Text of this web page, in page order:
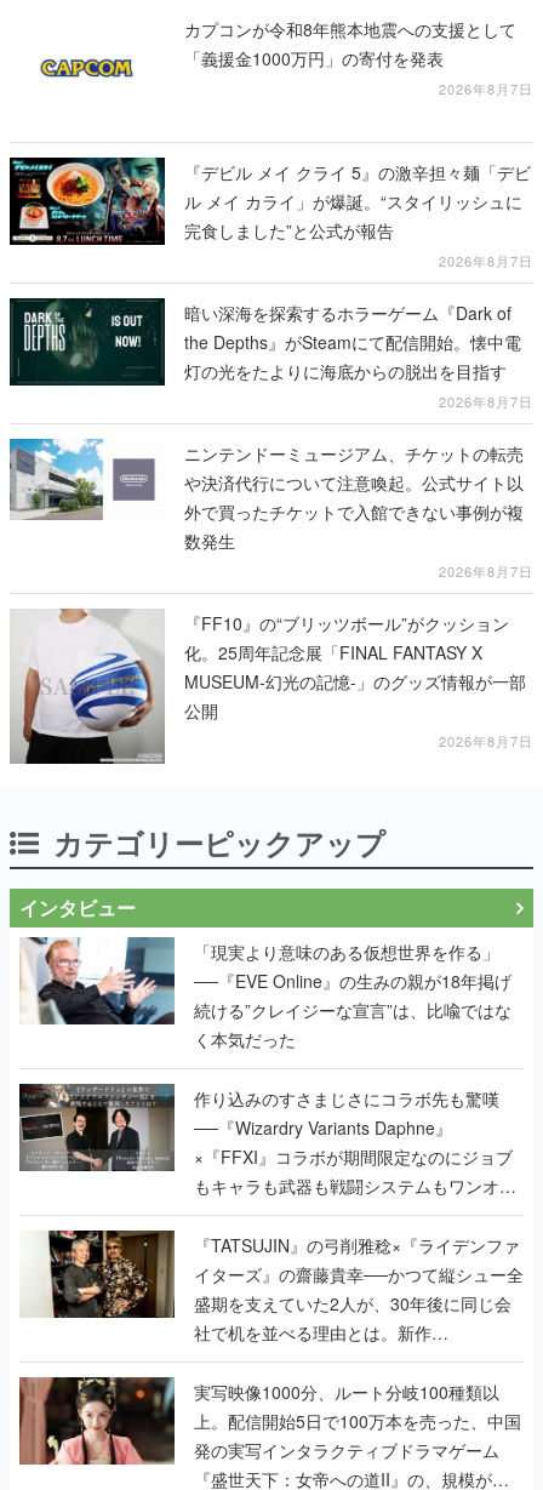
カプコンが令和8年熊本地震への支援として
「義援金1000万円」の寄付を発表
2026年8月7日
『デビル メイ クライ 5』の激辛担々麺「デビ
ル メイ カライ」が爆誕。“スタイリッシュに
完食しました”と公式が報告
2026年8月7日
暗い深海を探索するホラーゲーム『Dark of
the Depths』がSteamにて配信開始。懐中電
灯の光をたよりに海底からの脱出を目指す
2026年8月7日
ニンテンドーミュージアム、チケットの転売
や決済代行について注意喚起。公式サイト以
外で買ったチケットで入館できない事例が複
数発生
2026年8月7日
『FF10』の“ブリッツボール”がクッション
化。25周年記念展「FINAL FANTASY X
MUSEUM-幻光の記憶-」のグッズ情報が一部
公開
2026年8月7日
カテゴリーピックアップ
インタビュー
「現実より意味のある仮想世界を作る」
──『EVE Online』の生みの親が18年掲げ
続ける”クレイジーな宣言”は、比喩ではな
く本気だった
作り込みのすさまじさにコラボ先も驚嘆
──『Wizardry Variants Daphne』
×『FFXI』コラボが期間限定なのにジョブ
もキャラも武器も戦闘システムもワンオフ
で作り込まれた理由を両ディレクターに聞
く
『TATSUJIN』の弓削雅稔×『ライデンファ
イターズ』の齋藤貴幸──かつて縦シュー全
盛期を支えていた2人が、30年後に同じ会
社で机を並べる理由とは。新作
『TATSUJIN EXTREME』で初タッグを組
んだレジェンド2人に訊く開発秘話
実写映像1000分、ルート分岐100種類以
上。配信開始5日で100万本を売った、中国
発の実写インタラクティブドラマゲーム
『盛世天下：女帝への道II』の、規模が違